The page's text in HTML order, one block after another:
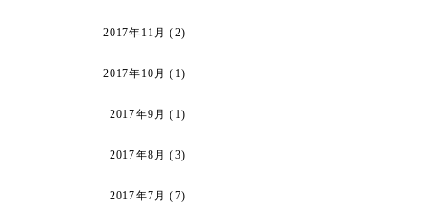
2017年11月 (2)
2017年10月 (1)
2017年9月 (1)
2017年8月 (3)
2017年7月 (7)